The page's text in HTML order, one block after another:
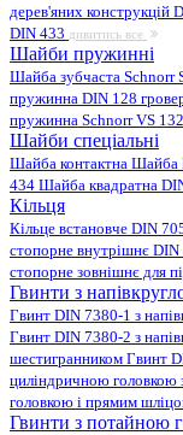
дерев'яних конструкцій
DIN 433 дивитись все
Шайби пружинні
Шайба зубчаста Schnorr
пружинна DIN 128
пружинна Schnorr VS 132
Шайби спеціальні
Шайба контактна Шайба
434 Шайба квадратна
Кільця
Кільце встановче DIN
стопорне внутрішнє DIN
стопорне зовнішнє для
Гвинти з
Гвинт DIN 7380-1 з
Гвинт DIN 7380-2 з
шестигранником Гвинт
циліндричною головкою
головкою і прямим
Гвинти з потайною